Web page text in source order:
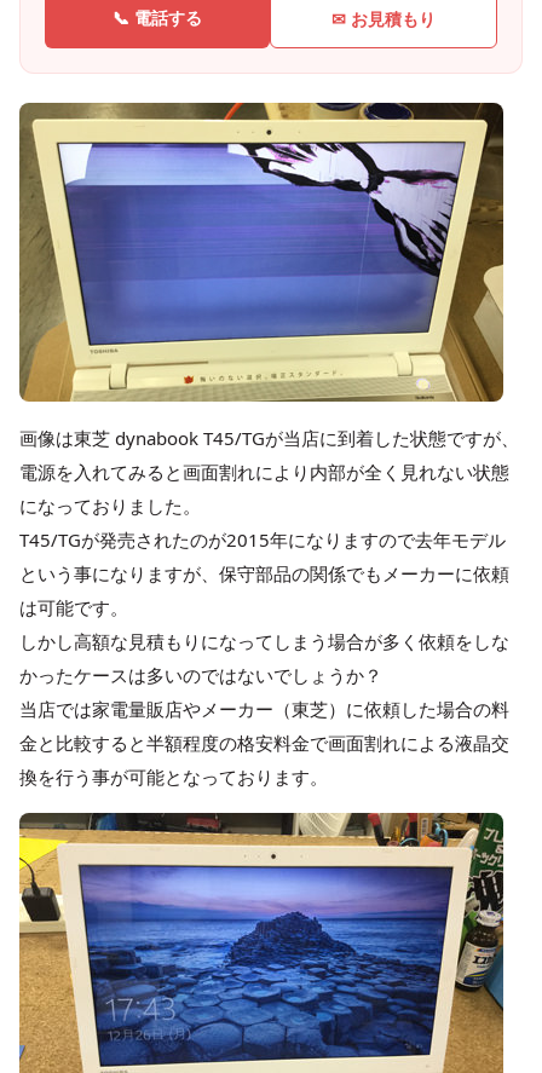
📞 電話する ✉ お見積もり
画像は東芝 dynabook T45/TGが当店に到着した状態ですが、
電源を入れてみると画面割れにより内部が全く見れない状態
になっておりました。
T45/TGが発売されたのが2015年になりますので去年モデル
という事になりますが、保守部品の関係でもメーカーに依頼
は可能です。
しかし高額な見積もりになってしまう場合が多く依頼をしな
かったケースは多いのではないでしょうか？
当店では家電量販店やメーカー（東芝）に依頼した場合の料
金と比較すると半額程度の格安料金で画面割れによる液晶交
換を行う事が可能となっております。